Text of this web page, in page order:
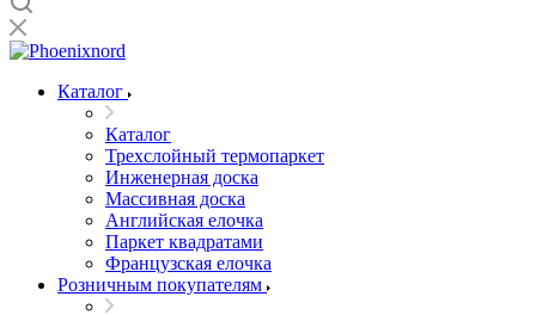
Каталог
Каталог
Трехслойный термопаркет
Инженерная доска
Массивная доска
Английская елочка
Паркет квадратами
Французская елочка
Розничным покупателям